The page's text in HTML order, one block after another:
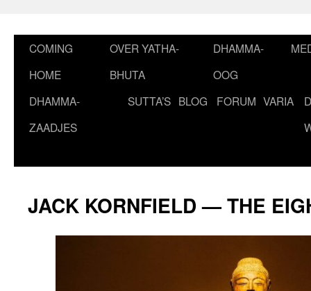
COMING
HOME
OVER YATHA-
BHUTA
DHAMMA-
OOG
DHAMMA-
ZAADJES
SUTTA’S BLOG FORUM VARIA
JACK KORNFIELD — THE